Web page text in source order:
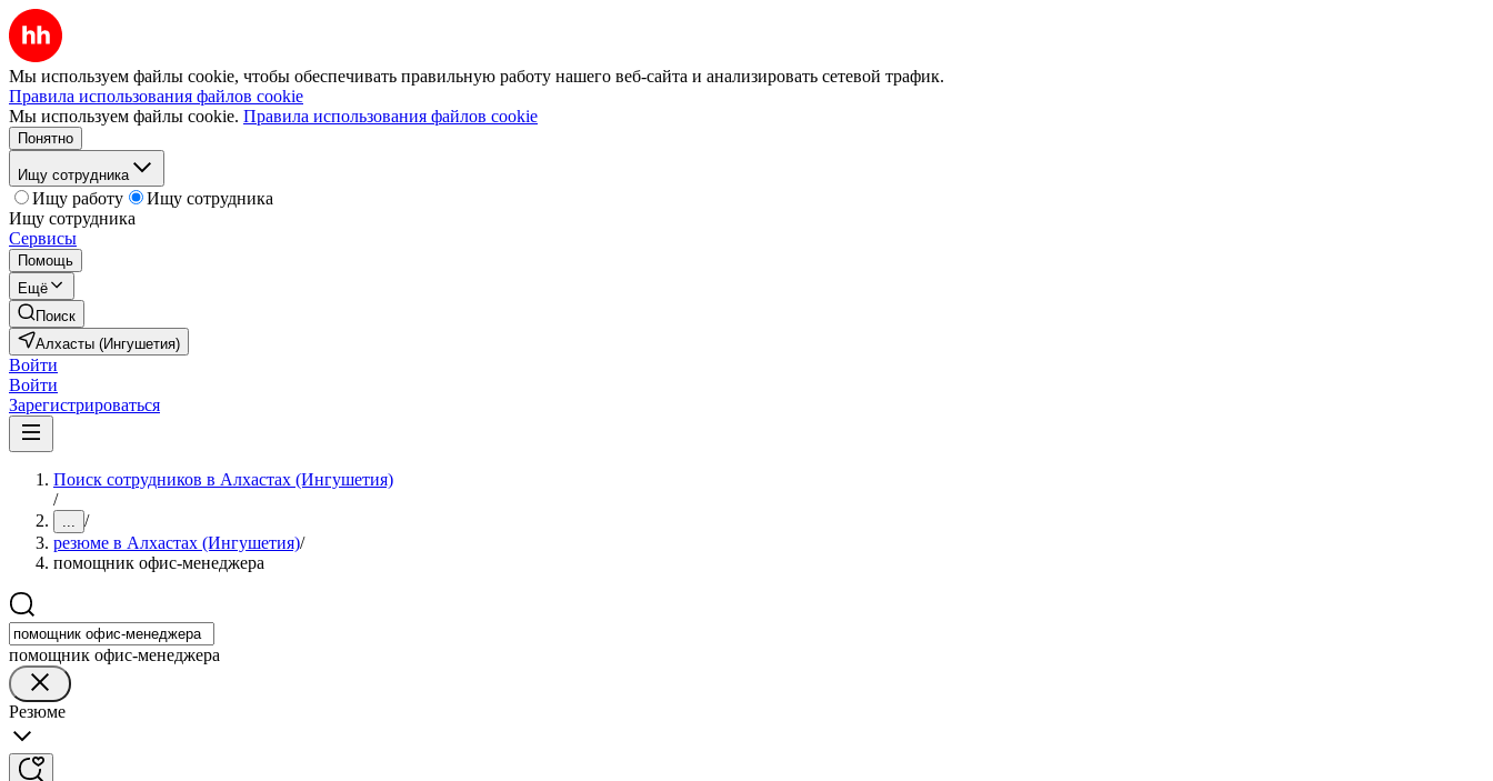
Мы используем файлы cookie, чтобы обеспечивать правильную работу нашего веб-сайта и анализировать сетевой трафик.
Правила использования файлов cookie
Мы используем файлы cookie. Правила использования файлов cookie
Понятно
Ищу сотрудника
Ищу работу
Ищу сотрудника
Ищу сотрудника
Сервисы
Помощь
Ещё
Поиск
Алхасты (Ингушетия)
Войти
Войти
Зарегистрироваться
Поиск сотрудников в Алхастах (Ингушетия)
/
... /
резюме в Алхастах (Ингушетия)/
помощник офис-менеджера
помощник офис-менеджера
Резюме